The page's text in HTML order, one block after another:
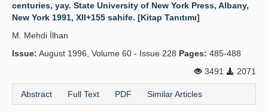
centuries, yay. State University of New York Press, Albany,
New York 1991, XII+155 sahife. [Kitap Tanıtımı]
M. Mehdi İlhan
Issue: August 1996, Volume 60 - Issue 228 Pages: 485-488
3491
2071
Abstract Full Text PDF Similar Articles